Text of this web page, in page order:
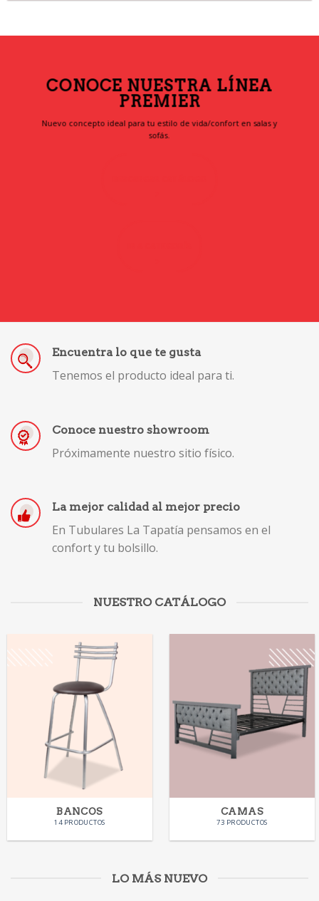
CONOCE NUESTRA LÍNEA
PREMIER
Nuevo concepto ideal para tu estilo de vida/confort en salas y
sofás.
Encuentra lo que te gusta
Tenemos el producto ideal para ti.
Conoce nuestro showroom
Próximamente nuestro sitio físico.
La mejor calidad al mejor precio
En Tubulares La Tapatía pensamos en el
confort y tu bolsillo.
NUESTRO CATÁLOGO
BANCOS
14 PRODUCTOS
CAMAS
73 PRODUCTOS
LO MÁS NUEVO